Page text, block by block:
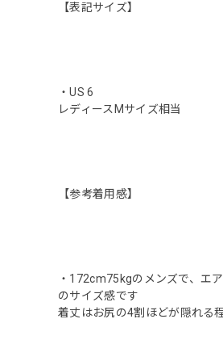
【表記サイズ】
・US 6
レディースMサイズ相当
【参考着用感】
・172cm75kgのメンズで、エ
のサイズ感です
着丈はお尻の4割ほどが隠れる